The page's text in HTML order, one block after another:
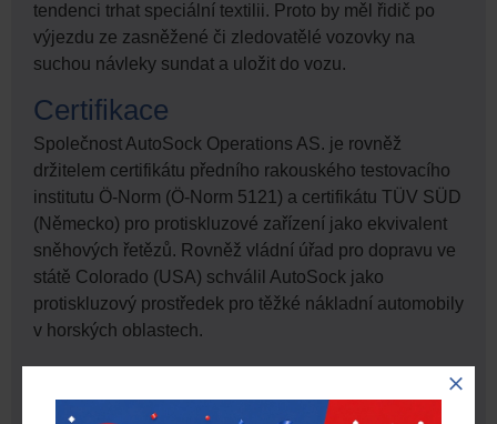
tendenci trhat speciální textilii. Proto by měl řidič po
výjezdu ze zasněžené či zledovatělé vozovky na
suchou návleky sundat a uložit do vozu.
Certifikace
Společnost AutoSock Operations AS. je rovněž
držitelem certifikátu předního rakouského testovacího
institutu Ö-Norm (Ö-Norm 5121) a certifikátu TÜV SÜD
(Německo) pro protiskluzové zařízení jako ekvivalent
sněhových řetězů. Rovněž vládní úřad pro dopravu ve
státě Colorado (USA) schválil AutoSock jako
protiskluzový prostředek pro těžké nákladní automobily
v horských oblastech.
PARAMETRY